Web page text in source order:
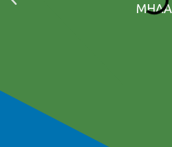
ΜΗΛΑ